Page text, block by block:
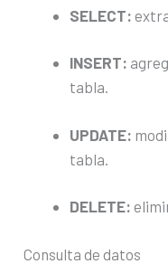
SELECT:
INSERT:
tabla.
UPDATE:
tabla.
DELETE:
Consulta de datos